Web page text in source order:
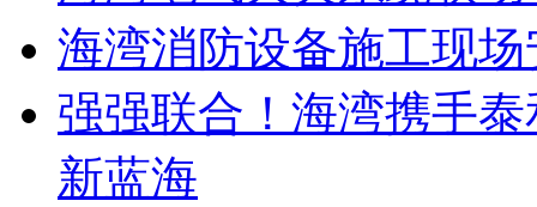
海湾消防设备施工现
强强联合！海湾携手
新蓝海